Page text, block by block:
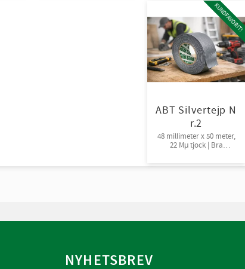
ABT Silvertejp N
r.2
48 millimeter x 50 meter,
22 Mμ tjock | Bra
KUNDFAVORIT!
NYHETSBREV